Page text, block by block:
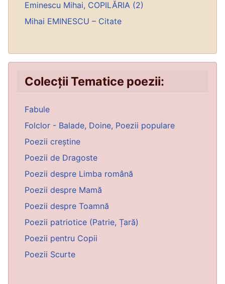
Eminescu Mihai, COPILĂRIA (2)
Mihai EMINESCU – Citate
Colecții Tematice poezii:
Fabule
Folclor - Balade, Doine, Poezii populare
Poezii creștine
Poezii de Dragoste
Poezii despre Limba română
Poezii despre Mamă
Poezii despre Toamnă
Poezii patriotice (Patrie, Țară)
Poezii pentru Copii
Poezii Scurte